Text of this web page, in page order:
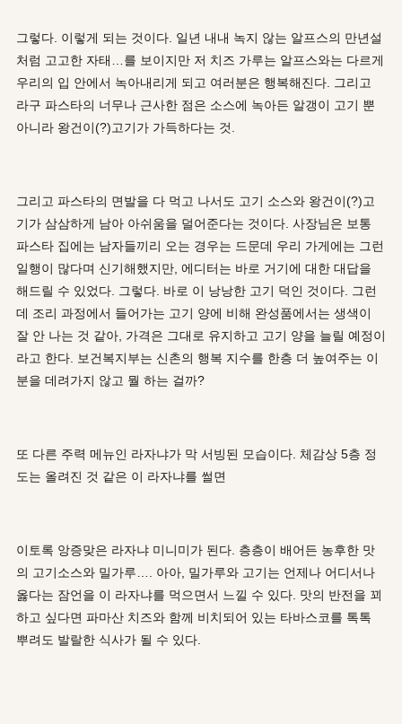
그렇다. 이렇게 되는 것이다. 일년 내내 녹지 않는 알프스의 만년설
처럼 고고한 자태…를 보이지만 저 치즈 가루는 알프스와는 다르게
우리의 입 안에서 녹아내리게 되고 여러분은 행복해진다. 그리고
라구 파스타의 너무나 근사한 점은 소스에 녹아든 알갱이 고기 뿐
아니라 왕건이(?)고기가 가득하다는 것.
그리고 파스타의 면발을 다 먹고 나서도 고기 소스와 왕건이(?)고
기가 삼삼하게 남아 아쉬움을 덜어준다는 것이다. 사장님은 보통
파스타 집에는 남자들끼리 오는 경우는 드문데 우리 가게에는 그런
일행이 많다며 신기해했지만, 에디터는 바로 거기에 대한 대답을
해드릴 수 있었다. 그렇다. 바로 이 낭낭한 고기 덕인 것이다. 그런
데 조리 과정에서 들어가는 고기 양에 비해 완성품에서는 생색이
잘 안 나는 것 같아, 가격은 그대로 유지하고 고기 양을 늘릴 예정이
라고 한다. 보건복지부는 신촌의 행복 지수를 한층 더 높여주는 이
분을 데려가지 않고 뭘 하는 걸까?
또 다른 주력 메뉴인 라자냐가 막 서빙된 모습이다. 체감상 5층 정
도는 올려진 것 같은 이 라자냐를 썰면
이토록 앙증맞은 라자냐 미니미가 된다. 층층이 배어든 농후한 맛
의 고기소스와 밀가루…. 아아, 밀가루와 고기는 언제나 어디서나
옳다는 잠언을 이 라자냐를 먹으면서 느낄 수 있다. 맛의 반전을 꾀
하고 싶다면 파마산 치즈와 함께 비치되어 있는 타바스코를 톡톡
뿌려도 발랄한 식사가 될 수 있다.